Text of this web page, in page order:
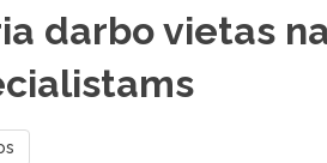
darbo vietas